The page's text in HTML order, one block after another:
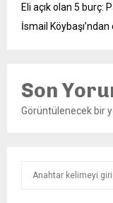
Eli açık olan 5 burç:
İsmail
Son
Görüntülenecek bir